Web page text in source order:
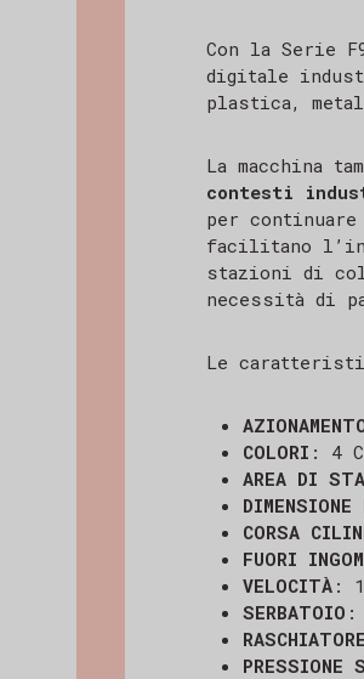
Con la Serie
digitale
plastica,
La macchina
contesti
per
facilitano
stazioni di
necessità di
Le
COLORI : 4
AREA DI
CORSA
FUORI
VELOCITÀ :
SERBATOIO :
RASCHIATORE
PRESSIONE